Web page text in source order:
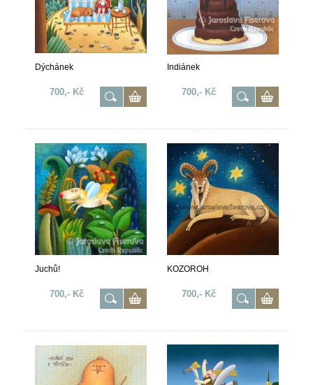
Dýchánek
700,- Kč
Indiánek
700,- Kč
Juchů!
700,- Kč
KOZOROH
700,- Kč